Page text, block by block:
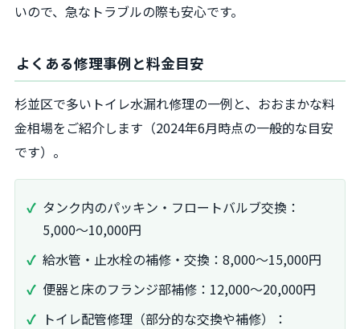
いので、急なトラブルの際も安心です。
よくある修理事例と料金目安
杉並区で多いトイレ水漏れ修理の一例と、おおまかな料
金相場をご紹介します（2024年6月時点の一般的な目安
です）。
タンク内のパッキン・フロートバルブ交換：
5,000～10,000円
給水管・止水栓の補修・交換：8,000～15,000円
便器と床のフランジ部補修：12,000～20,000円
トイレ配管修理（部分的な交換や補修）：